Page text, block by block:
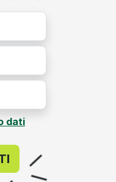
dati